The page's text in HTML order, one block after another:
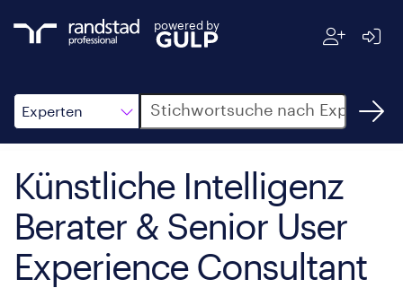
powered by
Experten
Suche
Künstliche Intelligenz
Berater & Senior User
Experience Consultant